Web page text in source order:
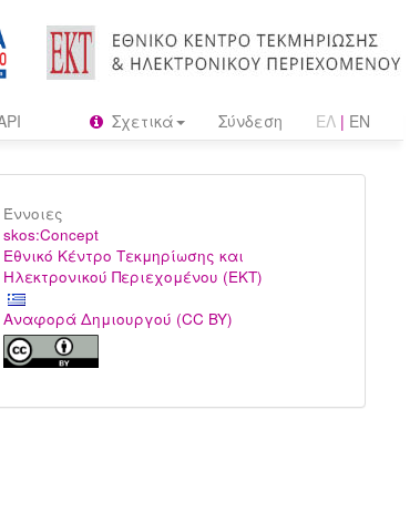
Σχετικά Σύνδεση ΕΛ | EN
Έννοιες
skos:Concept
Εθνικό Κέντρο Τεκμηρίωσης και
Ηλεκτρονικού Περιεχομένου (ΕΚΤ)
Αναφορά Δημιουργού (CC BY)